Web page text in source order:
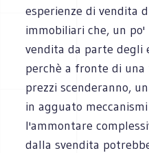
esperienze di vendita
immobiliari che, un
vendita da parte degli
perchè a fronte di
prezzi scenderanno,
in agguato
l'ammontare
dalla svendita